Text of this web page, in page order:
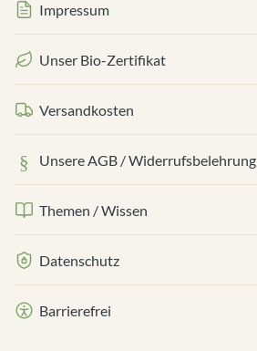
Impressum
Unser Bio-Zertifikat
Versandkosten
Unsere AGB / Widerrufsbelehrung
Themen / Wissen
Datenschutz
Barrierefrei